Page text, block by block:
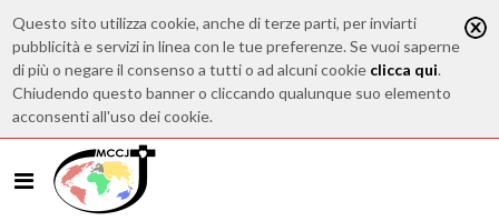
Questo sito utilizza cookie, anche di terze parti, per inviarti
pubblicità e servizi in linea con le tue preferenze. Se vuoi saperne
di più o negare il consenso a tutti o ad alcuni cookie clicca qui.
Chiudendo questo banner o cliccando qualunque suo elemento
acconsenti all'uso dei cookie.